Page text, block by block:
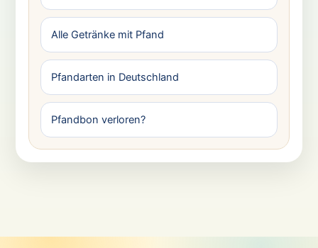
Alle Getränke mit Pfand
Pfandarten in Deutschland
Pfandbon verloren?